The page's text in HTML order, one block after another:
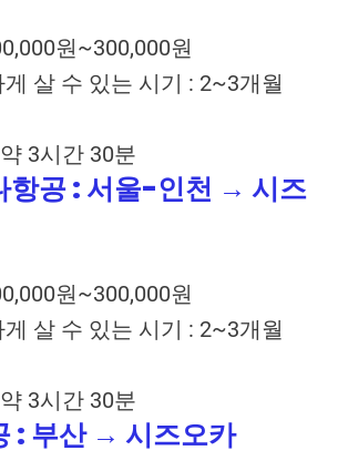
원~300,000원
살 수 있는 시기 : 2~3개월
3시간 30분
항공 : 서울-인천 → 시즈
원~300,000원
살 수 있는 시기 : 2~3개월
3시간 30분
: 부산 → 시즈오카